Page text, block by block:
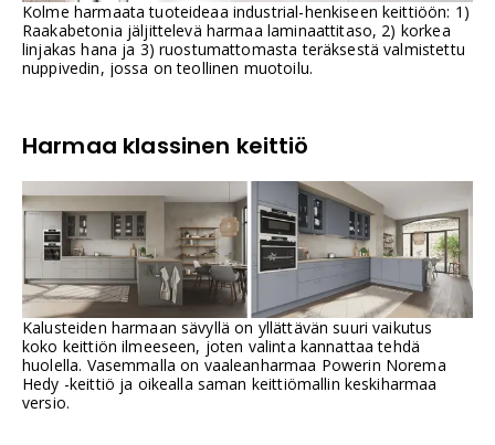
Kolme harmaata tuoteideaa industrial-henkiseen keittiöön: 1)
Raakabetonia jäljittelevä harmaa laminaattitaso, 2) korkea
linjakas hana ja 3) ruostumattomasta teräksestä valmistettu
nuppivedin, jossa on teollinen muotoilu.
Harmaa klassinen keittiö
Kalusteiden harmaan sävyllä on yllättävän suuri vaikutus
koko keittiön ilmeeseen, joten valinta kannattaa tehdä
huolella. Vasemmalla on vaaleanharmaa Powerin Norema
Hedy -keittiö ja oikealla saman keittiömallin keskiharmaa
versio.